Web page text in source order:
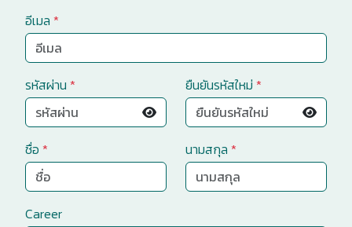
อีเมล *
รหัสผ่าน * ยืนยันรหัสใหม่ *
ชื่อ * นามสกุล *
Career